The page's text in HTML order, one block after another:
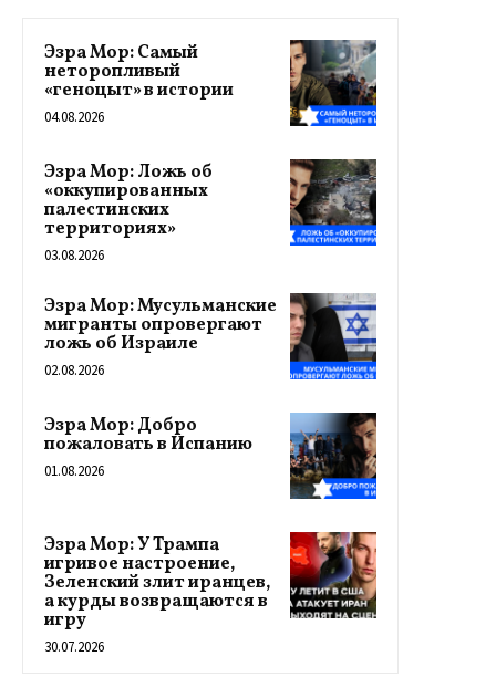
Эзра Мор: Самый
неторопливый
«геноцыт» в истории
04.08.2026
Эзра Мор: Ложь об
«оккупированных
палестинских
территориях»
03.08.2026
Эзра Мор: Мусульманские
мигранты опровергают
ложь об Израиле
02.08.2026
Эзра Мор: Добро
пожаловать в Испанию
01.08.2026
Эзра Мор: У Трампа
игривое настроение,
Зеленский злит иранцев,
а курды возвращаются в
игру
30.07.2026